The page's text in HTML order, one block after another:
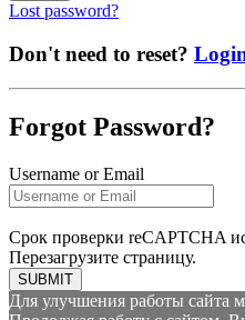
Lost password?
Don't need to reset?
Forgot Password?
Username or Email
Срок проверки reCAPTCHA
Перезагрузите страницу.
SUBMIT
Для улучшения работы сайта